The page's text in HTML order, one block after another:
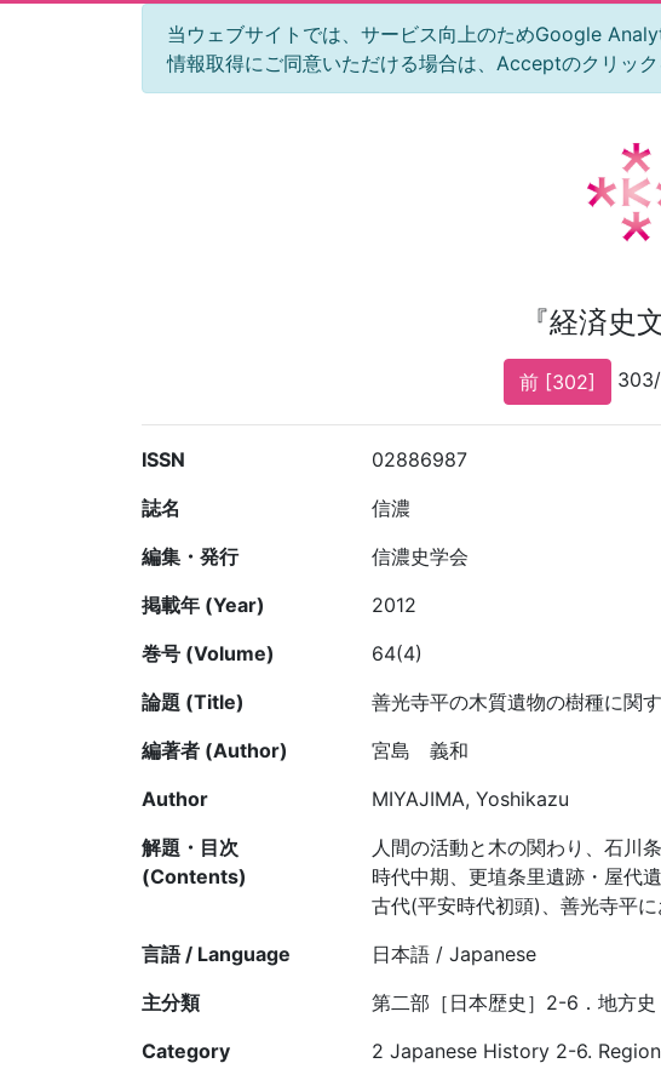
当ウェブサイトでは、サービス向上のためGoogle
情報取得にご同意いただける場合は、Acceptのクリック
『経済史
前 [302]
ISSN
02886987
誌名
信濃
編集・発行
信濃史学会
掲載年 (Year)
2012
巻号 (Volume)
64(4)
論題 (Title)
善光寺平の木質遺物の樹種に関
編著者 (Author)
宮島 義和
Author
MIYAJIMA, Yoshikazu
解題・目次
(Contents)
人間の活動と木の関わり、石川
時代中期、更埴条里遺跡・屋代
古代(平安時代初頭)、善光寺平
言語 / Language
日本語 / Japanese
主分類
第二部［日本歴史］2-6．地方史
Category
2 Japanese History 2-6.